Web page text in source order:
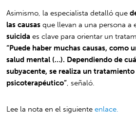
Asimismo, la especialista detalló que
las causas que llevan a una persona a
suicida es clave para orientar un
“Puede haber muchas causas, como
salud mental (…). Dependiendo de
subyacente, se realiza un
psicoterapéutico” , señaló.
Lee la nota en el siguienteenlace.